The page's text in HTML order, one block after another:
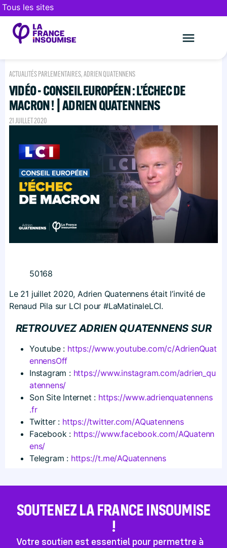
Tous les sites
ACTUALITÉS PARLEMENTAIRES,ADRIEN QUATENNENS
VIDÉO - CONSEIL EUROPÉEN : L’ÉCHEC DE
MACRON ! | ADRIEN QUATENNENS
21 JUILLET 2020
50168
Le 21 juillet 2020, Adrien Quatennens était l’invité de
Renaud Pila sur LCI pour #LaMatinaleLCI.
RETROUVEZ ADRIEN QUATENNENS SUR
Youtube : https://​www​.youtube​.com/​c​/​A​d​r​i​e​n​Q​u​a​t​
e​n​n​e​n​s​Off
Instagram : https://​www​.instagram​.com/​a​d​r​i​e​n​_​q​u​
a​t​e​n​n​e​ns/
Son Site Internet : https://​www​.adrienquatennens​
.fr
Twitter : https://​twitter​.com/​A​Q​u​a​t​e​n​n​ens
Facebook : https://​www​.facebook​.com/​A​Q​u​a​t​e​n​n​
e​ns/
Telegram : https://t.me/AQuatennens
SOUTENEZ LA FRANCE INSOUMISE
!
Votre soutien est essentiel pour permettre à